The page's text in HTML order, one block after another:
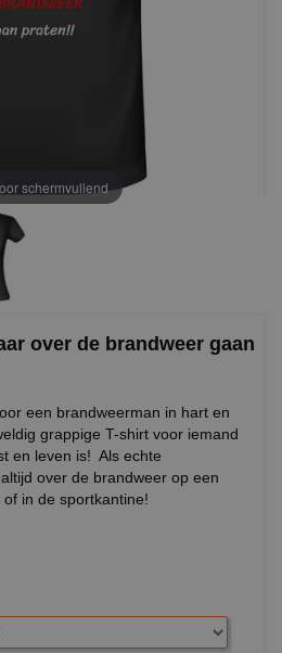
schermvullend
over de brandweer gaan
een brandweerman in hart en
grappige T-shirt voor iemand
en leven is! Als echte
over de brandweer op een
in de sportkantine!